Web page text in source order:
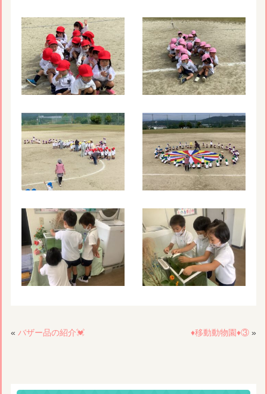
« バザー品の紹介💓 ♦️移動動物園♦️③ »